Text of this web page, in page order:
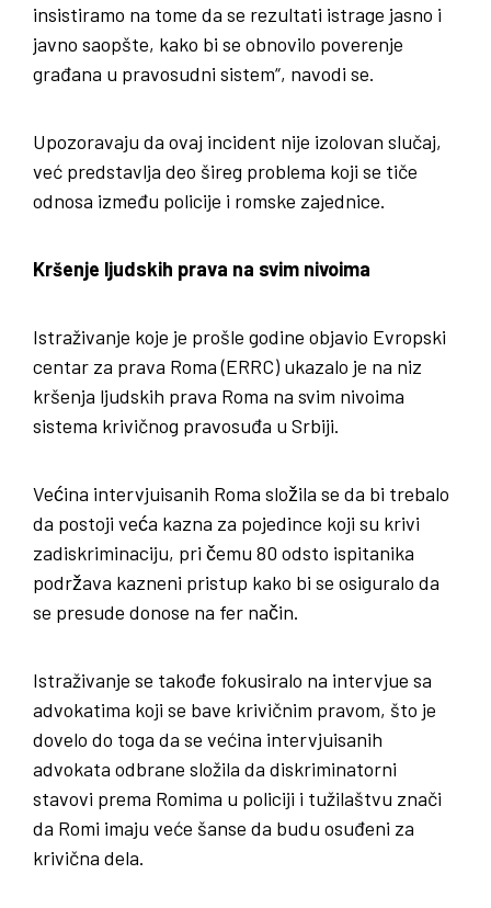
insistiramo na tome da se rezultati istrage jasno i
javno saopšte, kako bi se obnovilo poverenje
građana u pravosudni sistem“, navodi se.
Upozoravaju da ovaj incident nije izolovan slučaj,
već predstavlja deo šireg problema koji se tiče
odnosa između policije i romske zajednice.
Kršenje ljudskih prava na svim nivoima
Istraživanje koje je prošle godine objavio Evropski
centar za prava Roma (ERRC) ukazalo je na niz
kršenja ljudskih prava Roma na svim nivoima
sistema krivičnog pravosuđa u Srbiji.
Većina intervjuisanih Roma složila se da bi trebalo
da postoji veća kazna za pojedince koji su krivi
zadiskriminaciju, pri čemu 80 odsto ispitanika
podržava kazneni pristup kako bi se osiguralo da
se presude donose na fer način.
Istraživanje se takođe fokusiralo na intervjue sa
advokatima koji se bave krivičnim pravom, što je
dovelo do toga da se većina intervjuisanih
advokata odbrane složila da diskriminatorni
stavovi prema Romima u policiji i tužilaštvu znači
da Romi imaju veće šanse da budu osuđeni za
krivična dela.